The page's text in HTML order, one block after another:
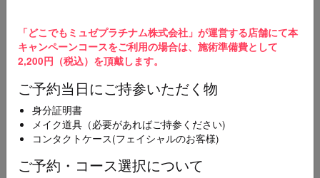
「どこでもミュゼプラチナム株式会社」が運営する店舗にて本
キャンペーンコースをご利用の場合は、施術準備費として
2,200円（税込）を頂戴します。
ご予約当日にご持参いただく物
身分証明書
メイク道具（必要があればご持参ください)
コンタクトケース(フェイシャルのお客様)
ご予約・コース選択について
3
ご予約の変更やキャンセルを希望の場合、直接ご予
約店舗にご連絡をお願いいたします。
スマホ・携帯メールをご使用の方へ
場合は迷惑メールフォルダを確認してください。
必須 メニュー